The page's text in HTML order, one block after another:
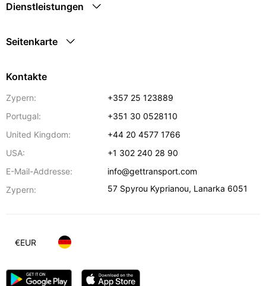
Dienstleistungen
Seitenkarte
Kontakte
Zypern:
+357 25 123889
Portugal:
+351 30 0528110
United Kingdom:
+44 20 4577 1766
USA:
+1 302 240 28 90
E-Mail-Addresse:
info@gettransport.com
Zypern:
57 Spyrou Kyprianou, Lanarka 6051
€EUR